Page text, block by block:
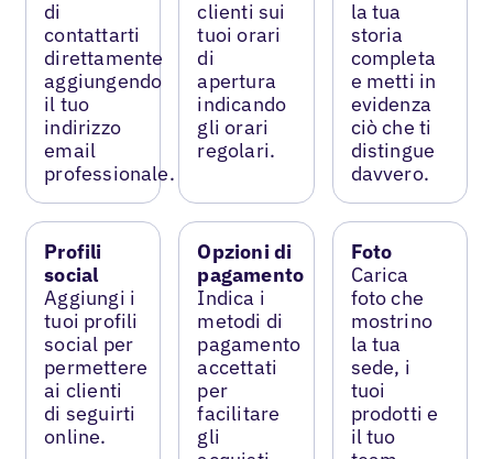
di
contattarti
direttamente
aggiungendo
il tuo
indirizzo
email
professionale.
clienti sui
tuoi orari
di
apertura
indicando
gli orari
regolari.
la tua
storia
completa
e metti in
evidenza
ciò che ti
distingue
davvero.
Profili
social
Aggiungi i
tuoi profili
social per
permettere
ai clienti
di seguirti
online.
Opzioni di
pagamento
Indica i
metodi di
pagamento
accettati
per
facilitare
gli
Foto
Carica
foto che
mostrino
la tua
sede, i
tuoi
prodotti e
il tuo